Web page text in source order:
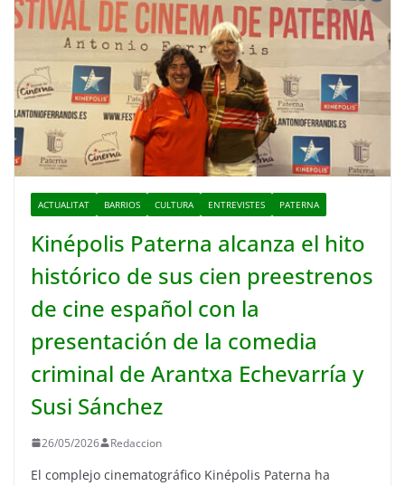
ACTUALITAT BARRIOS CULTURA ENTREVISTES PATERNA
Kinépolis Paterna alcanza el hito
histórico de sus cien preestrenos
de cine español con la
presentación de la comedia
criminal de Arantxa Echevarría y
Susi Sánchez
26/05/2026 Redaccion
El complejo cinematográfico Kinépolis Paterna ha